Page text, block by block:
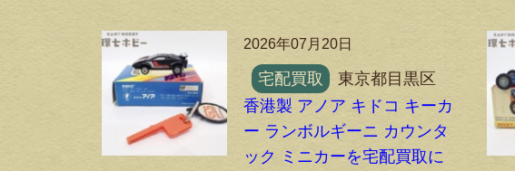
2026年07月20日
宅配買取
東京都目黒区
香港製 アノア キドコ キーカ
ー ランボルギーニ カウンタ
ック ミニカーを宅配買取に